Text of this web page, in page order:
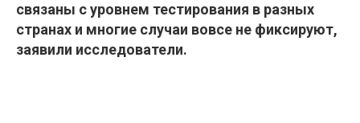
связаны с уровнем тестирования в разных
странах и многие случаи вовсе не фиксируют,
заявили исследователи.